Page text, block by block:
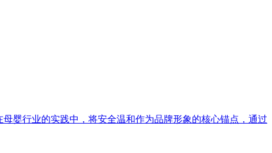
婴行业的实践中，将安全温和作为品牌形象的核心锚点，通过